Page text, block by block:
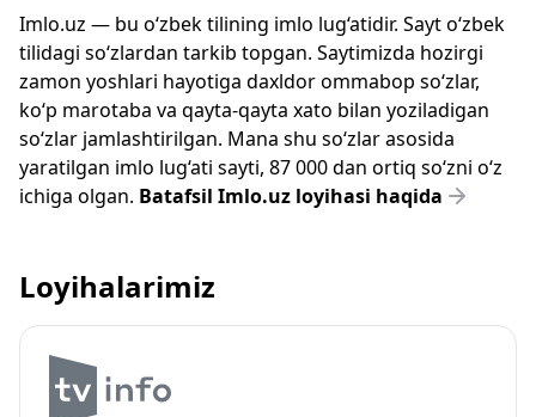
Imlo.uz — bu o‘zbek tilining imlo lug‘atidir. Sayt o‘zbek
tilidagi so‘zlardan tarkib topgan. Saytimizda hozirgi
zamon yoshlari hayotiga daxldor ommabop so‘zlar,
ko‘p marotaba va qayta-qayta xato bilan yoziladigan
so‘zlar jamlashtirilgan. Mana shu so‘zlar asosida
yaratilgan imlo lug‘ati sayti, 87 000 dan ortiq so‘zni o‘z
ichiga olgan. Batafsil Imlo.uz loyihasi haqida
Loyihalarimiz